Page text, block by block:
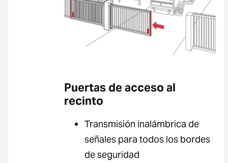
Puertas de acceso al
recinto
Transmisión inalámbrica de
señales para todos los bordes
de seguridad